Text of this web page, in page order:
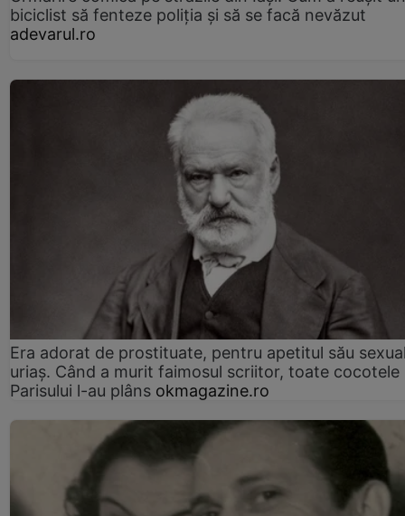
biciclist să fenteze poliția și să se facă nevăzut
adevarul.ro
Era adorat de prostituate, pentru apetitul său
uriaș. Când a murit faimosul scriitor, toate cocotele
Parisului l-au plâns okmagazine.ro